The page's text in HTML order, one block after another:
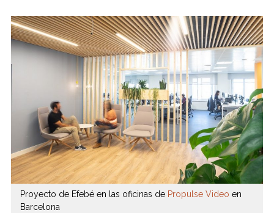
Proyecto de Efebé en las oficinas de Propulse Video en
Barcelona